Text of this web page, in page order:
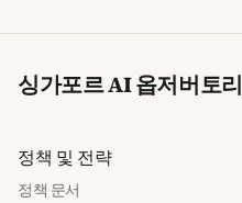
싱가포르 AI 옵저버토리
정책 및 전략
정책 문서